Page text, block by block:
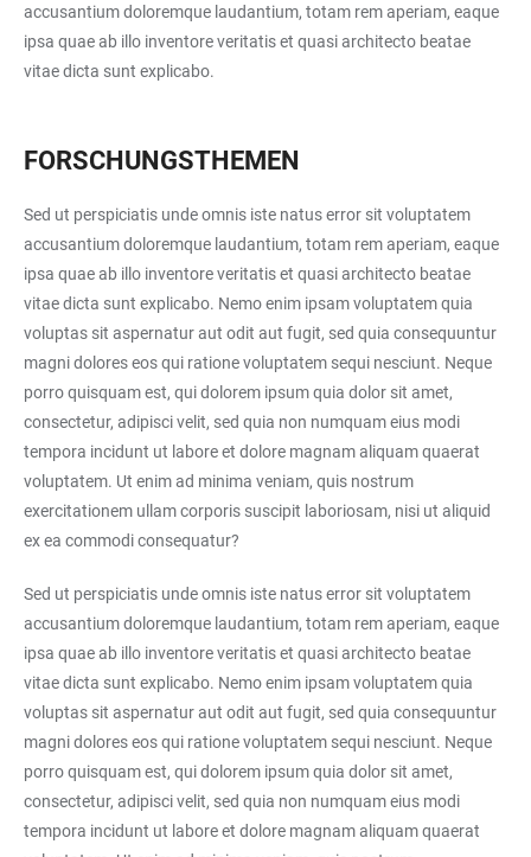
accusantium doloremque laudantium, totam rem aperiam, eaque
ipsa quae ab illo inventore veritatis et quasi architecto beatae
vitae dicta sunt explicabo.
FORSCHUNGSTHEMEN
Sed ut perspiciatis unde omnis iste natus error sit voluptatem
accusantium doloremque laudantium, totam rem aperiam, eaque
ipsa quae ab illo inventore veritatis et quasi architecto beatae
vitae dicta sunt explicabo. Nemo enim ipsam voluptatem quia
voluptas sit aspernatur aut odit aut fugit, sed quia consequuntur
magni dolores eos qui ratione voluptatem sequi nesciunt. Neque
porro quisquam est, qui dolorem ipsum quia dolor sit amet,
consectetur, adipisci velit, sed quia non numquam eius modi
tempora incidunt ut labore et dolore magnam aliquam quaerat
voluptatem. Ut enim ad minima veniam, quis nostrum
exercitationem ullam corporis suscipit laboriosam, nisi ut aliquid
ex ea commodi consequatur?
Sed ut perspiciatis unde omnis iste natus error sit voluptatem
accusantium doloremque laudantium, totam rem aperiam, eaque
ipsa quae ab illo inventore veritatis et quasi architecto beatae
vitae dicta sunt explicabo. Nemo enim ipsam voluptatem quia
voluptas sit aspernatur aut odit aut fugit, sed quia consequuntur
magni dolores eos qui ratione voluptatem sequi nesciunt. Neque
porro quisquam est, qui dolorem ipsum quia dolor sit amet,
consectetur, adipisci velit, sed quia non numquam eius modi
tempora incidunt ut labore et dolore magnam aliquam quaerat